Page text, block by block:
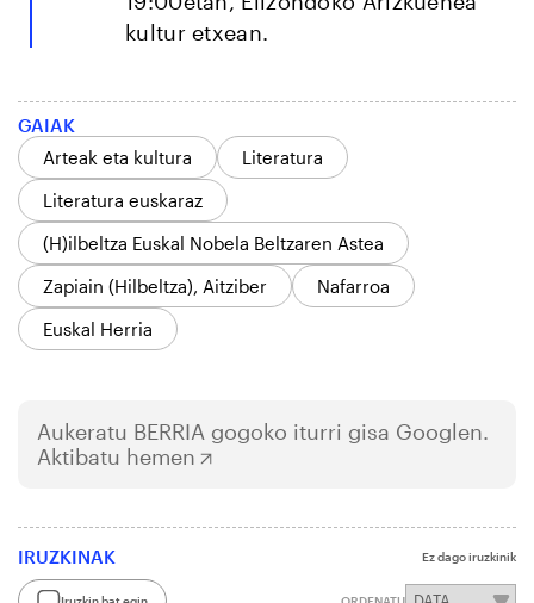
kultur etxean.
GAIAK
Arteak eta kultura
Literatura
Literatura euskaraz
(H)ilbeltza Euskal Nobela Beltzaren Astea
Zapiain (Hilbeltza), Aitziber
Nafarroa
Euskal Herria
Aukeratu BERRIA gogoko iturri gisa Googlen.
Aktibatu hemen
IRUZKINAK Ez dago iruzkinik